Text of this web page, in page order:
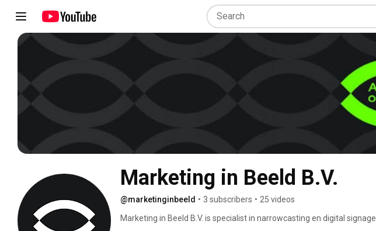
Marketing in Beeld B.V.
@marketinginbeeld • 3 subscribers • 25 videos
Marketing in Beeld B.V. is specialist in narrowcasting en digital signage.